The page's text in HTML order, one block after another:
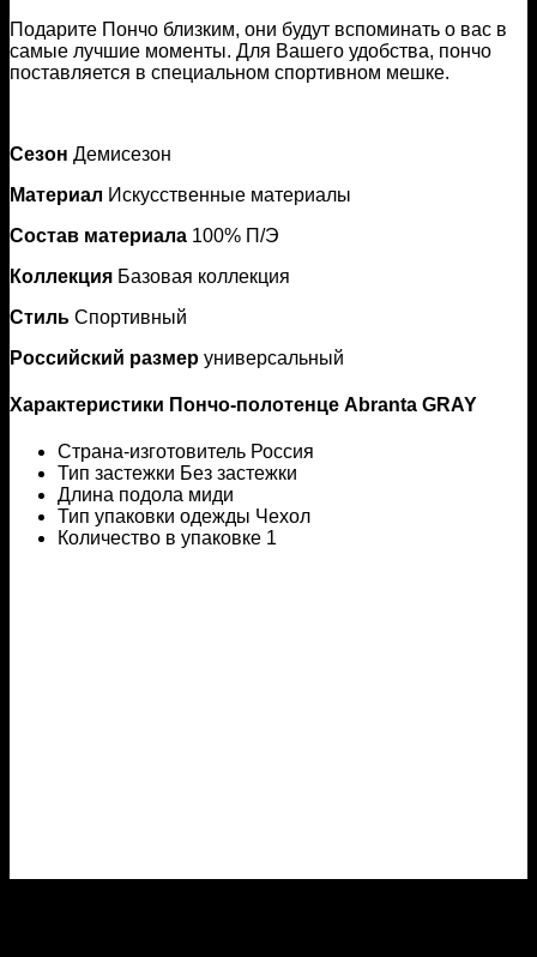
Подарите Пончо близким, они будут вспоминать о вас в
самые лучшие моменты. Для Вашего удобства, пончо
поставляется в специальном спортивном мешке.
Сезон Демисезон
Материал Искусственные материалы
Состав материала 100% П/Э
Коллекция Базовая коллекция
Стиль Спортивный
Российский размер универсальный
Характеристики Пончо-полотенце Abranta GRAY
Страна-изготовитель Россия
Тип застежки Без застежки
Длина подола миди
Тип упаковки одежды Чехол
Количество в упаковке 1